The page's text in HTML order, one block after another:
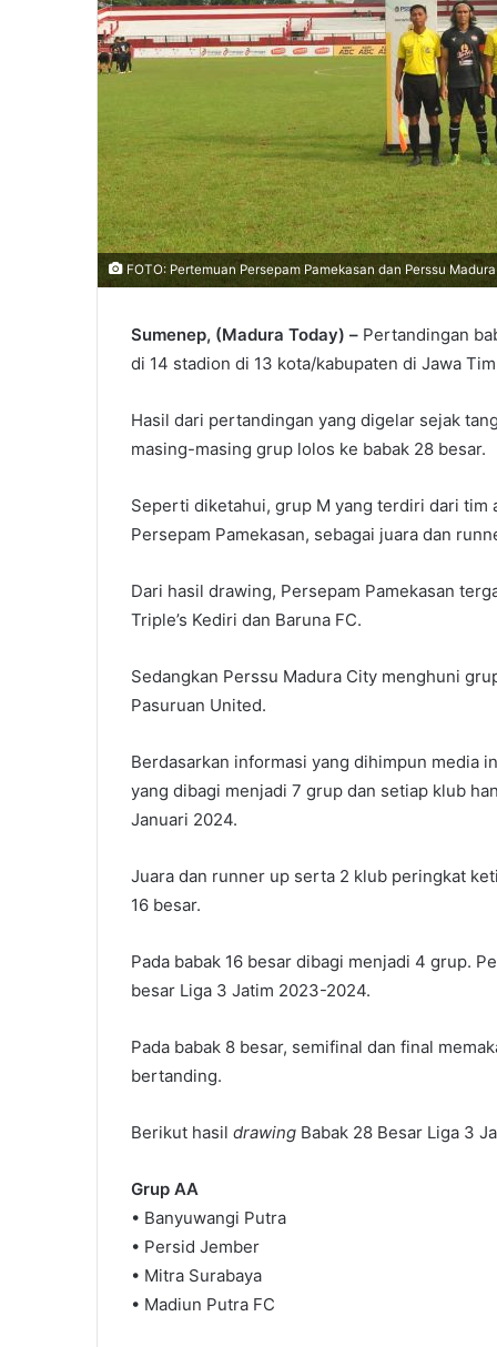
FOTO: Pertemuan Persepam Pamekasan dan Perssu
Sumenep, (Madura Today) – Pertandingan
di 14 stadion di 13 kota/kabupaten di Jawa
Hasil dari pertandingan yang digelar sejak
masing-masing grup lolos ke babak 28 besar.
Seperti diketahui, grup M yang terdiri dari tim
Persepam Pamekasan, sebagai juara dan
Dari hasil drawing, Persepam Pamekasan
Triple’s Kediri dan Baruna FC.
Sedangkan Perssu Madura City menghuni
Pasuruan United.
Berdasarkan informasi yang dihimpun media
yang dibagi menjadi 7 grup dan setiap klub
Januari 2024.
Juara dan runner up serta 2 klub peringkat
16 besar.
Pada babak 16 besar dibagi menjadi 4 grup.
besar Liga 3 Jatim 2023-2024.
Pada babak 8 besar, semifinal dan final
bertanding.
Berikut hasil drawing Babak 28 Besar Liga 3
Grup AA
• Banyuwangi Putra
• Persid Jember
• Mitra Surabaya
• Madiun Putra FC